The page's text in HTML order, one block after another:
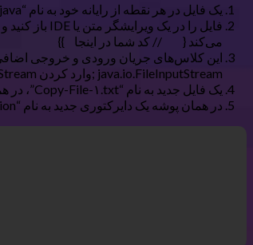
یک فایل در هر نقطه از رایانه خود به نام “SimpleScript.java” ایجاد کنید.
می‌کند { // کد شما در اینجا }}
java.io.FileInputStream ;وارد کردن java.io.FileOutputStream;
یک فایل جدید به نام “Copy-File-۱.txt”، در همان پوشه فایل SimpleScript.java خود ایجاد کنید. هر محتوای نوشته شده را در داخل فایل اضافه کنید.
در همان پوشه یک دایرکتوری جدید به نام “Destination” نیز ایجاد کنید. هدف این است که فایل “Copy-File-۱.txt” را در پوشه جدید کپی کنید.